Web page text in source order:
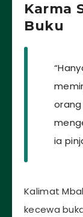
Karma
Buku
ia
Kalimat
kecewa